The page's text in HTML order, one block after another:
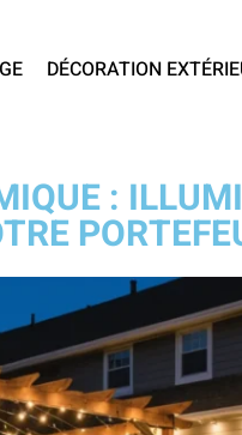
DÉCORATION
: